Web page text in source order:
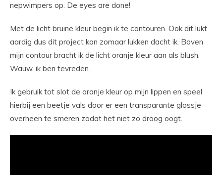
nepwimpers op. De eyes are done!
Met de licht bruine kleur begin ik te contouren. Ook dit lukt
aardig dus dit project kan zomaar lukken dacht ik. Boven
mijn contour bracht ik de licht oranje kleur aan als blush.
Wauw, ik ben tevreden.
Ik gebruik tot slot de oranje kleur op mijn lippen en speel
hierbij een beetje vals door er een transparante glossje
overheen te smeren zodat het niet zo droog oogt.